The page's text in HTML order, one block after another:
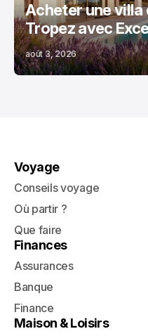
Acheter une villa
Tropez avec
août 3, 2026
Voyage
Conseils voyage
Où partir ?
Que faire
Finances
Assurances
Banque
Finance
Maison & Loisirs